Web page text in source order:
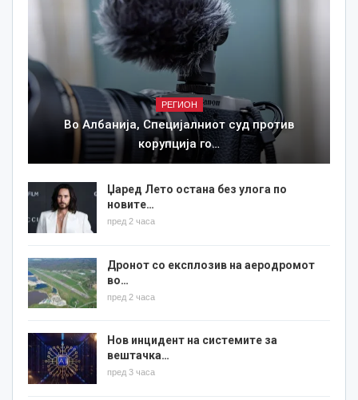
РЕГИОН
Во Албанија, Специјалниот суд против
корупција го…
Џаред Лето остана без улога по
новите…
пред 2 часа
Дронот со експлозив на аеродромот
во…
пред 2 часа
Нов инцидент на системите за
вештачка…
пред 3 часа